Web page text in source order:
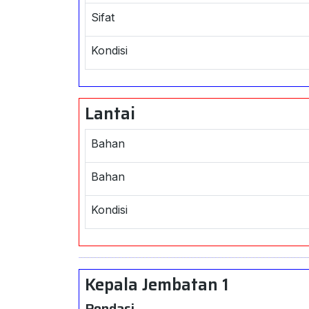
Sifat
Kondisi
Lantai
Bahan
Bahan
Kondisi
Kepala Jembatan 1